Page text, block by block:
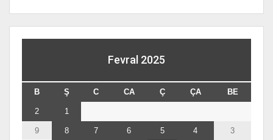
Fevral 2025
BE
ÇA
Ç
CA
C
Ş
B